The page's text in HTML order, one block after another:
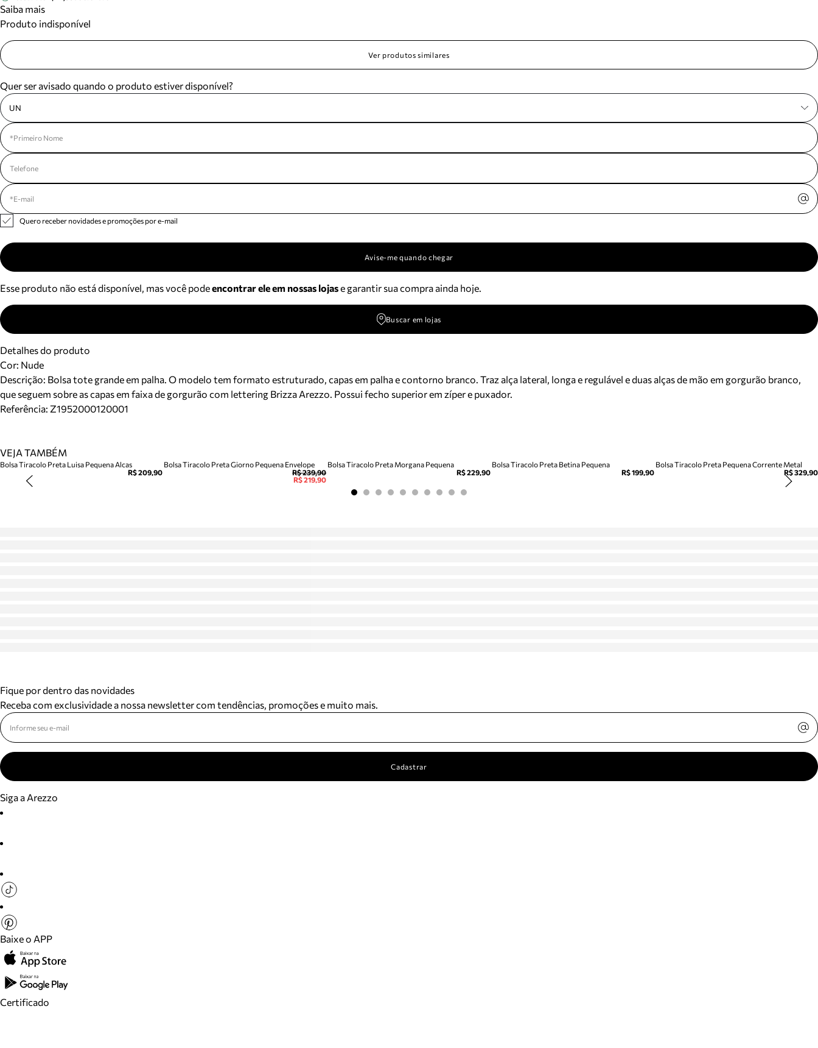
pedidos,
Acompanhe
Saiba mais
Produto indisponível
Ver produtos similares
Quer ser avisado quando o produto estiver disponível?
UN
Quero receber novidades e promoções por e-mail
Avise-me quando chegar
Esse produto não está disponível, mas você podeencontrar ele em nossas lojase garantir sua compra ainda hoje.
Buscar em lojas
Detalhes do produto
Cor: Nude
Descrição: Bolsa tote grande em palha. O modelo tem formato estruturado, capas em palha e contorno branco. Traz alça lateral, longa e regulável e duas alças de mão em gorgurão branco,
que seguem sobre as capas em faixa de gorgurão com lettering Brizza Arezzo. Possui fecho superior em zíper e puxador.
Referência: Z1952000120001
VEJA TAMBÉM
Bolsa Tiracolo Preta Luisa Pequena Alcas
R$ 209,90
Bolsa Tiracolo Preta Giorno Pequena Envelope
R$ 239,90
R$ 219,90
Bolsa Tiracolo Preta Morgana Pequena
R$ 229,90
Bolsa Tiracolo Preta Betina Pequena
R$ 199,90
Bolsa Tiracolo Preta Pequena Corrente Metal
R$ 329,90
Fique por dentro das novidades
Receba com exclusividade a nossa newsletter com tendências, promoções e muito mais.
Cadastrar
Siga a Arezzo
Baixe o APP
Certificado